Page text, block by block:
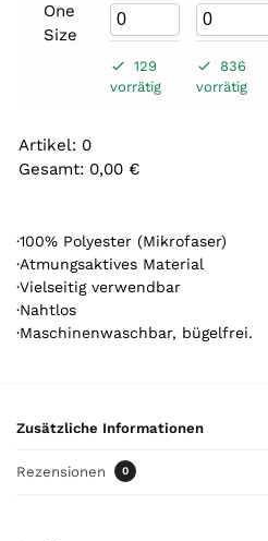
One
Size
129
vorrätig
836
vorrätig
Artikel: 0
Gesamt: 0,00 €
r
t
i
k
e
o
r
·100% Polyester (Mikrofaser)
·Atmungsaktives Material
·Vielseitig verwendbar
·Nahtlos
·Maschinenwaschbar, bügelfrei.
Zusätzliche Informationen
Rezensionen 0